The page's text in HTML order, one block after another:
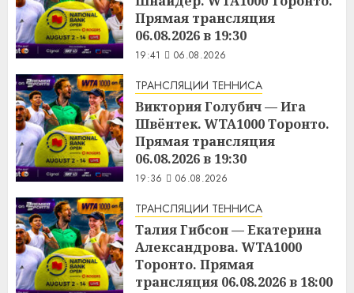
Прямая трансляция
06.08.2026 в 19:30
19:41 06.08.2026
ТРАНСЛЯЦИИ ТЕННИСА
Виктория Голубич — Ига
Швёнтек. WTA1000 Торонто.
Прямая трансляция
06.08.2026 в 19:30
19:36 06.08.2026
ТРАНСЛЯЦИИ ТЕННИСА
Талия Гибсон — Екатерина
Александрова. WTA1000
Торонто. Прямая
трансляция 06.08.2026 в 18:00